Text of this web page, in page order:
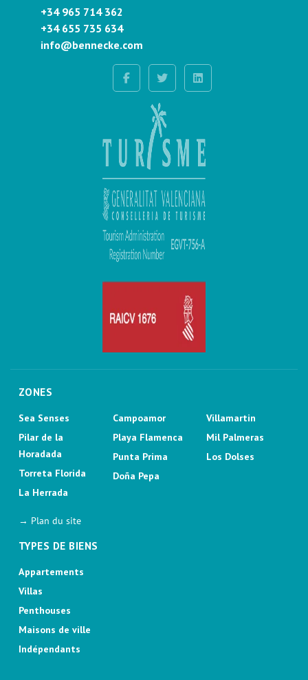
+34 965 714 362
+34 655 735 634
info@bennecke.com
ZONES
Sea Senses
Pilar de la
Horadada
Torreta Florida
La Herrada
Campoamor
Playa Flamenca
Punta Prima
Doña Pepa
Villamartin
Mil Palmeras
Los Dolses
→ Plan du site
TYPES DE BIENS
Appartements
Villas
Penthouses
Maisons de ville
Indépendants